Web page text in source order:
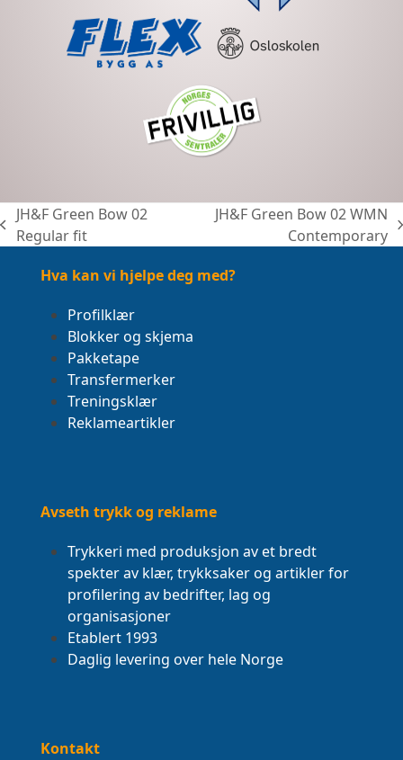
previous
JH&F Green Bow 02
Regular fit
JH&F Green Bow 02 WMN
Contemporary
Hva kan vi hjelpe deg med?
Profilklær
Blokker og skjema
Pakketape
Transfermerker
Treningsklær
Reklameartikler
Avseth trykk og reklame
Trykkeri med produksjon av et bredt
spekter av klær, trykksaker og artikler for
profilering av bedrifter, lag og
organisasjoner
Etablert 1993
Daglig levering over hele Norge
Kontakt